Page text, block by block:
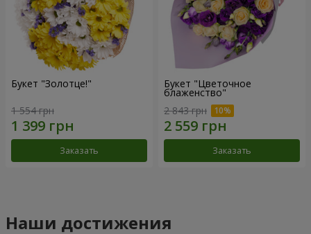
Букет "Золотце!"
1 554 грн
Заказать
Букет "Цветочное
блаженство"
2 843 грн
Заказать
Наши достижения